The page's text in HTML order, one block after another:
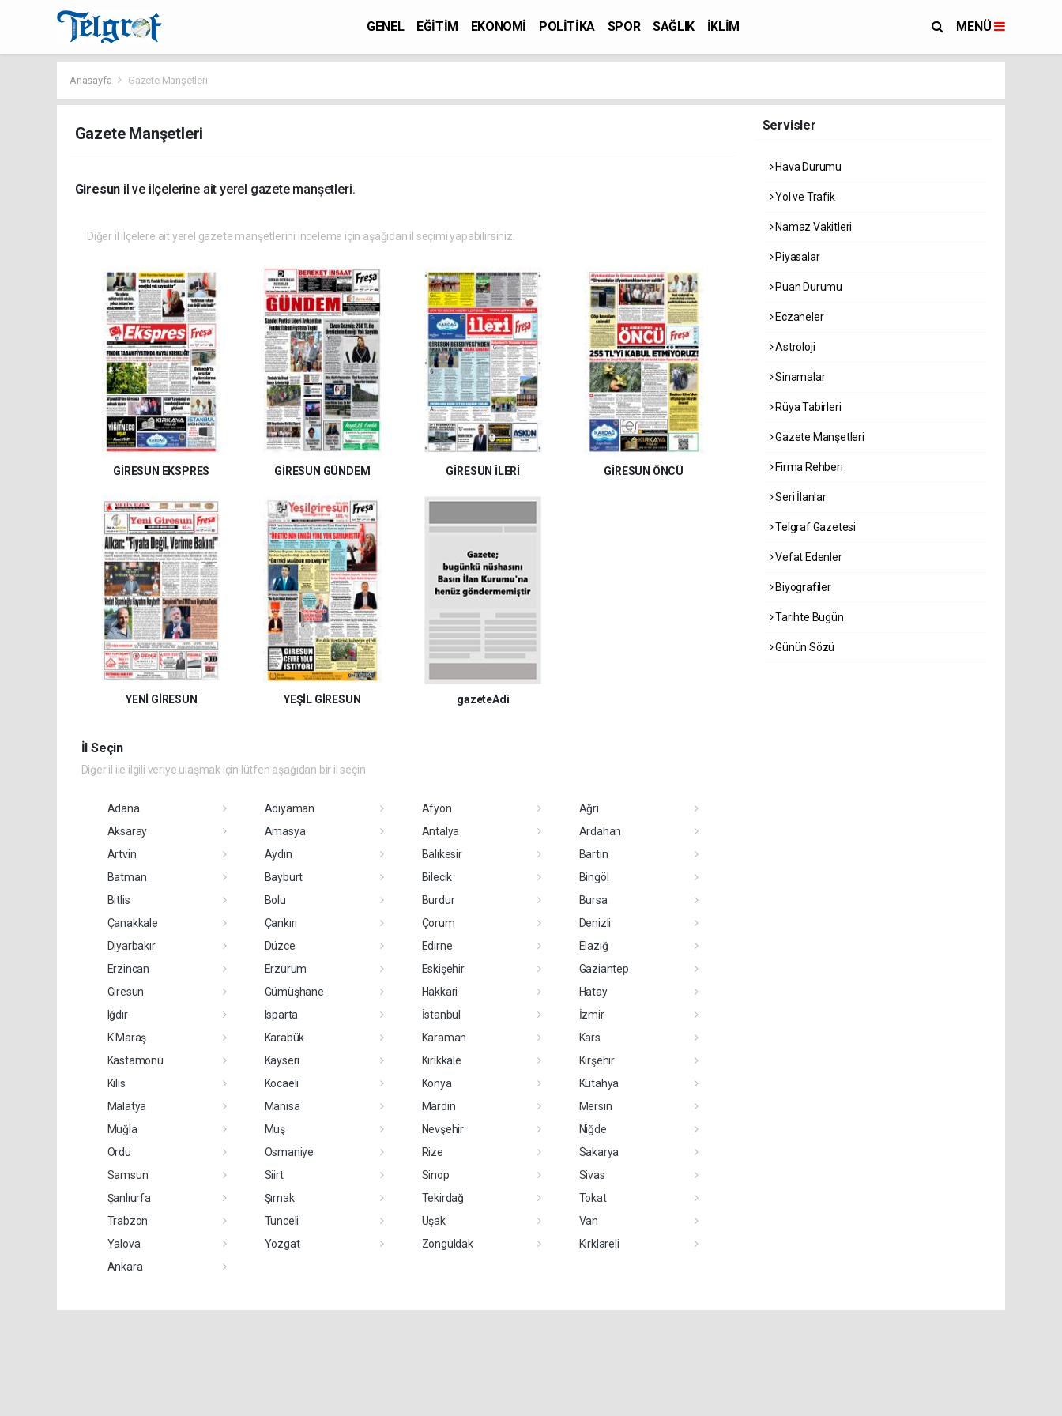
GENEL EĞİTİM EKONOMİ POLİTİKA SPOR SAĞLIK İKLİM MENÜ
Anasayfa Gazete Manşetleri
Gazete Manşetleri
Giresun il ve ilçelerine ait yerel gazete manşetleri.
Diğer il ilçelere ait yerel gazete manşetlerini inceleme için aşağıdan il seçimi yapabilirsiniz.
GİRESUN EKSPRES GİRESUN GÜNDEM GİRESUN İLERİ GİRESUN ÖNCÜ
YENİ GİRESUN YEŞİL GİRESUN gazeteAdi
İl Seçin
Diğer il ile ilgili veriye ulaşmak için lütfen aşağıdan bir il seçin
Adana Adıyaman Afyon
Ağrı
Aksaray
Amasya Antalya
Ardahan
Artvin
Aydın Balıkesir
Bartın
Batman
Bayburt Bilecik
Bingöl
Bitlis
Bolu Burdur
Bursa
Çanakkale
Çankırı Çorum
Denizli
Diyarbakır
Düzce Edirne
Elazığ
Erzincan
Erzurum Eskişehir
Gaziantep
Giresun
Gümüşhane Hakkari
Hatay
Iğdır
Isparta İstanbul
İzmir
K.Maraş
Karabük Karaman
Kars
Kastamonu
Kayseri Kırıkkale
Kırşehir
Kilis
Kocaeli Konya
Kütahya
Malatya
Manisa Mardin
Mersin
Muğla
Muş Nevşehir
Niğde
Ordu
Osmaniye Rize
Sakarya
Samsun
Siirt Sinop
Sivas
Şanlıurfa
Şırnak Tekirdağ
Tokat
Trabzon
Tunceli Uşak
Van
Yalova
Yozgat Zonguldak
Kırklareli
Ankara
Servisler
Hava Durumu
Yol ve Trafik
Namaz Vakitleri
Piyasalar
Puan Durumu
Eczaneler
Astroloji
Sinamalar
Rüya Tabirleri
Gazete Manşetleri
Firma Rehberi
Seri İlanlar
Telgraf Gazetesi
Vefat Edenler
Biyografiler
Tarihte Bugün
Günün Sözü